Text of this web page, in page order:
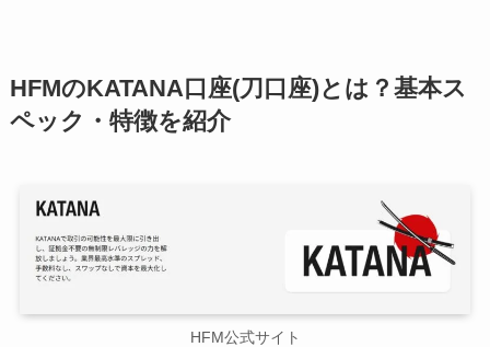
HFMのKATANA口座(刀口座)とは？基本ス
ペック・特徴を紹介
HFM公式サイト